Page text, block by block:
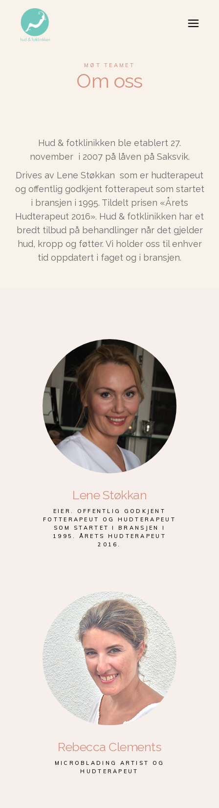
MØT TEAMET
Om oss
Hud & fotklinikken ble etablert 27.
november i 2007 på låven på Saksvik.
Drives av Lene Støkkan som er hudterapeut
og offentlig godkjent fotterapeut som startet
i bransjen i 1995. Tildelt prisen «Årets
Hudterapeut 2016». Hud & fotklinikken har et
bredt tilbud på behandlinger når det gjelder
hud, kropp og føtter. Vi holder oss til enhver
tid oppdatert i faget og i bransjen.
Lene Støkkan
EIER. OFFENTLIG GODKJENT
FOTTERAPEUT OG HUDTERAPEUT
SOM STARTET I BRANSJEN I
1995. ÅRETS HUDTERAPEUT
2016.
Rebecca Clements
MICROBLADING ARTIST OG
HUDTERAPEUT